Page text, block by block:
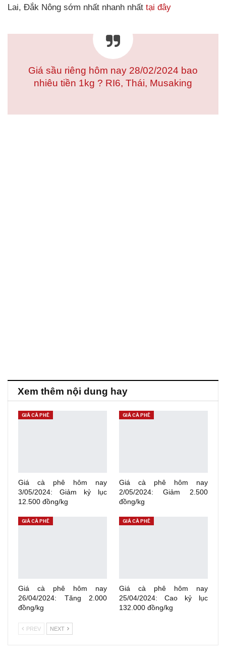
Lai, Đắk Nông sớm nhất nhanh nhất tại đây
Giá sầu riêng hôm nay 28/02/2024 bao
nhiêu tiền 1kg ? RI6, Thái, Musaking
Xem thêm nội dung hay
GIÁ CÀ PHÊ
Giá cà phê hôm nay
3/05/2024: Giảm kỷ lục
12.500 đồng/kg
GIÁ CÀ PHÊ
Giá cà phê hôm nay
2/05/2024: Giảm 2.500
đồng/kg
GIÁ CÀ PHÊ
Giá cà phê hôm nay
26/04/2024: Tăng 2.000
đồng/kg
GIÁ CÀ PHÊ
Giá cà phê hôm nay
25/04/2024: Cao kỷ lục
132.000 đồng/kg
PREV NEXT